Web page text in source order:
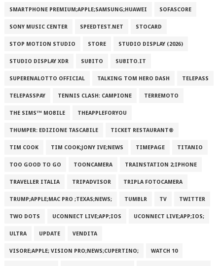
SMARTPHONE PREMIUM;APPLE;SAMSUNG;HUAWEI SOFASCORE
SONY MUSIC CENTER SPEEDTEST.NET STOCARD
STOP MOTION STUDIO STORE STUDIO DISPLAY (2026)
STUDIO DISPLAY XDR SUBITO SUBITO.IT
SUPERENALOTTO OFFICIAL TALKING TOM HERO DASH TELEPASS
TELEPASSPAY TENNIS CLASH: CAMPIONE TERREMOTO
THE SIMS™ MOBILE THEAPPLEFORYOU
THUMPER: EDIZIONE TASCABILE TICKET RESTAURANT®
TIM COOK TIM COOK;JONY IVE;NEWS TIMEPAGE TITANIO
TOO GOOD TO GO TOONCAMERA TRAINSTATION 2;IPHONE
TRAVELLER ITALIA TRIPADVISOR TRIPLA FOTOCAMERA
TRUMP;APPLE;MAC PRO ;TEXAS;NEWS; TUMBLR TV TWITTER
TWO DOTS UCONNECT LIVE;APP;IOS UCONNECT LIVE;APP;IOS;
ULTRA UPDATE VENDITA
VISORE;APPLE; VISION PRO;NEWS;CUPERTINO; WATCH 10